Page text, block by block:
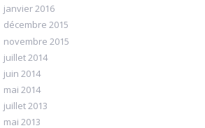
janvier 2016
décembre 2015
novembre 2015
juillet 2014
juin 2014
mai 2014
juillet 2013
mai 2013